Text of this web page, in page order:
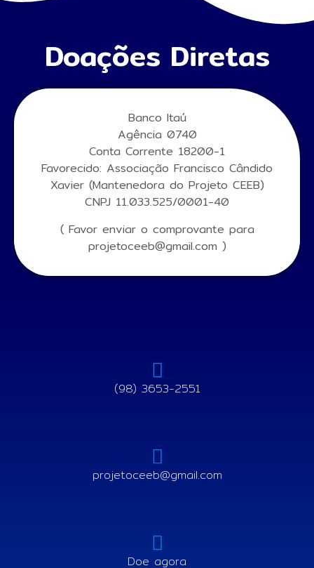
Doações Diretas
Banco Itaú
Agência 0740
Conta Corrente 18200-1
Favorecido: Associação Francisco Cândido
Xavier (Mantenedora do Projeto CEEB)
CNPJ 11.033.525/0001-40
( Favor enviar o comprovante para
projetoceeb@gmail.com )
(98) 3653-2551
projetoceeb@gmail.com
Doe agora